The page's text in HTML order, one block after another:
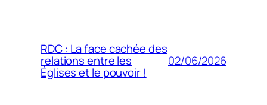
RDC : La face cachée des
relations entre les
Églises et le pouvoir !
02/06/2026